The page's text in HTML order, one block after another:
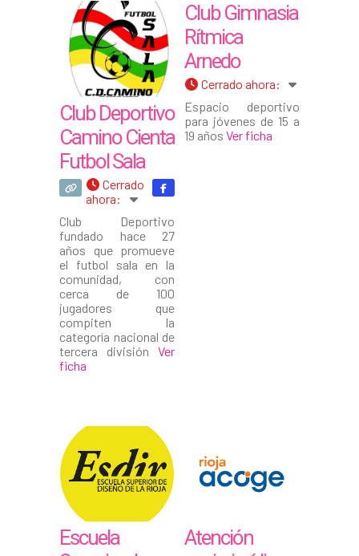
Club Deportivo
Camino Cienta
Futbol Sala
Cerrado
ahora:
Club Deportivo
fundado hace 27
años que promueve
el futbol sala en la
comunidad, con
cerca de 100
jugadores que
compiten la
categoría nacional de
tercera división Ver
ficha
Club Gimnasia
Rítmica
Arnedo
Cerrado ahora:
Espacio deportivo
para jóvenes de 15 a
19 años Ver ficha
Escuela
Atención